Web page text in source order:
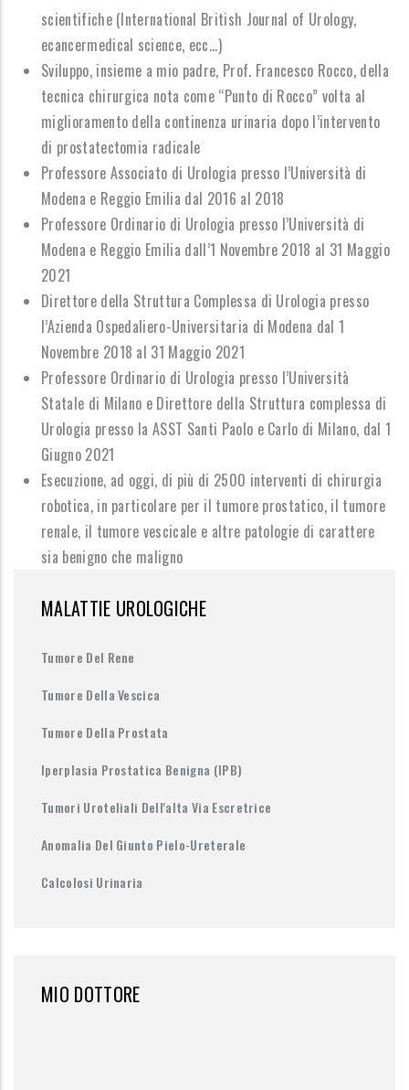
scientifiche (International British Journal of Urology,
ecancermedical science, ecc...)
Sviluppo, insieme a mio padre, Prof. Francesco Rocco, della
tecnica chirurgica nota come “Punto di Rocco” volta al
miglioramento della continenza urinaria dopo l’intervento
di prostatectomia radicale
Professore Associato di Urologia presso l’Università di
Modena e Reggio Emilia dal 2016 al 2018
Professore Ordinario di Urologia presso l’Università di
Modena e Reggio Emilia dall’1 Novembre 2018 al 31 Maggio
2021
Direttore della Struttura Complessa di Urologia presso
l’Azienda Ospedaliero-Universitaria di Modena dal 1
Novembre 2018 al 31 Maggio 2021
Professore Ordinario di Urologia presso l’Università
Statale di Milano e Direttore della Struttura complessa di
Urologia presso la ASST Santi Paolo e Carlo di Milano, dal 1
Giugno 2021
Esecuzione, ad oggi, di più di 2500 interventi di chirurgia
robotica, in particolare per il tumore prostatico, il tumore
renale, il tumore vescicale e altre patologie di carattere
sia benigno che maligno
MALATTIE UROLOGICHE
Tumore Del Rene
Tumore Della Vescica
Tumore Della Prostata
Iperplasia Prostatica Benigna (IPB)
Tumori Uroteliali Dell'alta Via Escretrice
Anomalia Del Giunto Pielo-Ureterale
Calcolosi Urinaria
MIO DOTTORE